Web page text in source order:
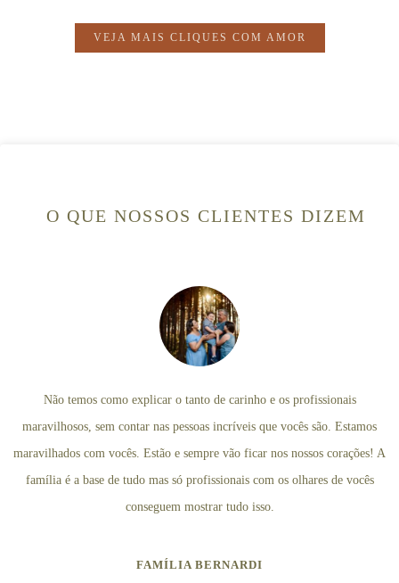
VEJA MAIS CLIQUES COM AMOR
O QUE NOSSOS CLIENTES DIZEM
Não temos como explicar o tanto de carinho e os profissionais
maravilhosos, sem contar nas pessoas incríveis que vocês são. Estamos
maravilhados com vocês. Estão e sempre vão ficar nos nossos corações! A
família é a base de tudo mas só profissionais com os olhares de vocês
conseguem mostrar tudo isso.
FAMÍLIA BERNARDI